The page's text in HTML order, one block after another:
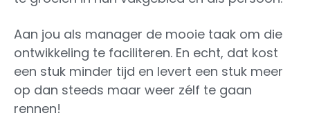
Aan jou als manager de mooie taak om die
ontwikkeling te faciliteren. En echt, dat kost
een stuk minder tijd en levert een stuk meer
op dan steeds maar weer zélf te gaan
rennen!